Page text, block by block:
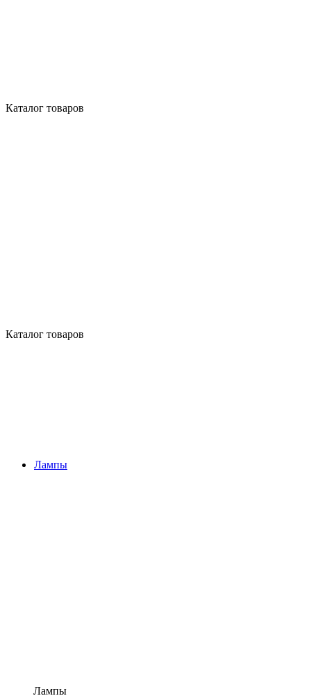
Каталог товаров
Каталог товаров
Лампы
Лампы